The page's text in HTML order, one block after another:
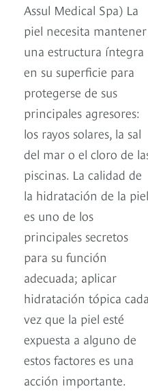
Assul Medical Spa) La
piel necesita mantener
una estructura íntegra
en su superficie para
protegerse de sus
principales agresores:
los rayos solares, la sal
del mar o el cloro de
piscinas. La calidad de
la hidratación de la piel
es uno de los
principales secretos
para su función
adecuada; aplicar
hidratación tópica cada
vez que la piel esté
expuesta a alguno de
estos factores es una
acción importante.